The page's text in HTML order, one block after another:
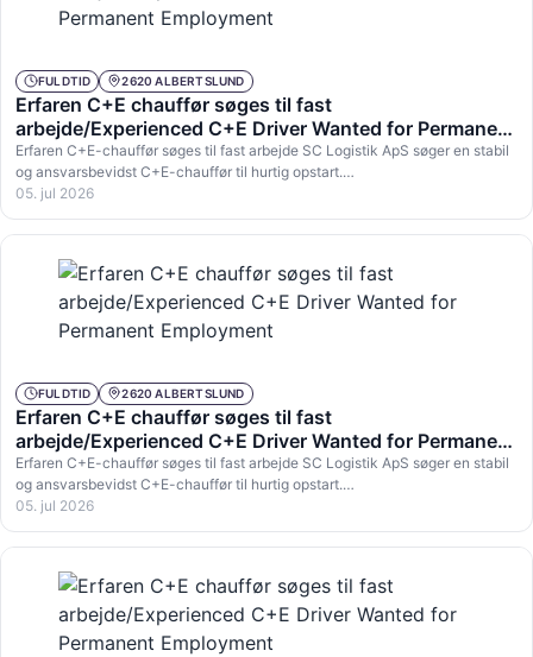
FULDTID 2620 ALBERTSLUND
Erfaren C+E chauffør søges til fast
arbejde/Experienced C+E Driver Wanted for Permanent
Employment
Erfaren C+E-chauffør søges til fast arbejde SC Logistik ApS søger en stabil
og ansvarsbevidst C+E-chauffør til hurtig opstart.…
05. jul 2026
FULDTID 2620 ALBERTSLUND
Erfaren C+E chauffør søges til fast
arbejde/Experienced C+E Driver Wanted for Permanent
Employment
Erfaren C+E-chauffør søges til fast arbejde SC Logistik ApS søger en stabil
og ansvarsbevidst C+E-chauffør til hurtig opstart.…
05. jul 2026